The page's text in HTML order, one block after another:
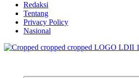
Redaksi
Tentang
Privacy Policy
Nasional